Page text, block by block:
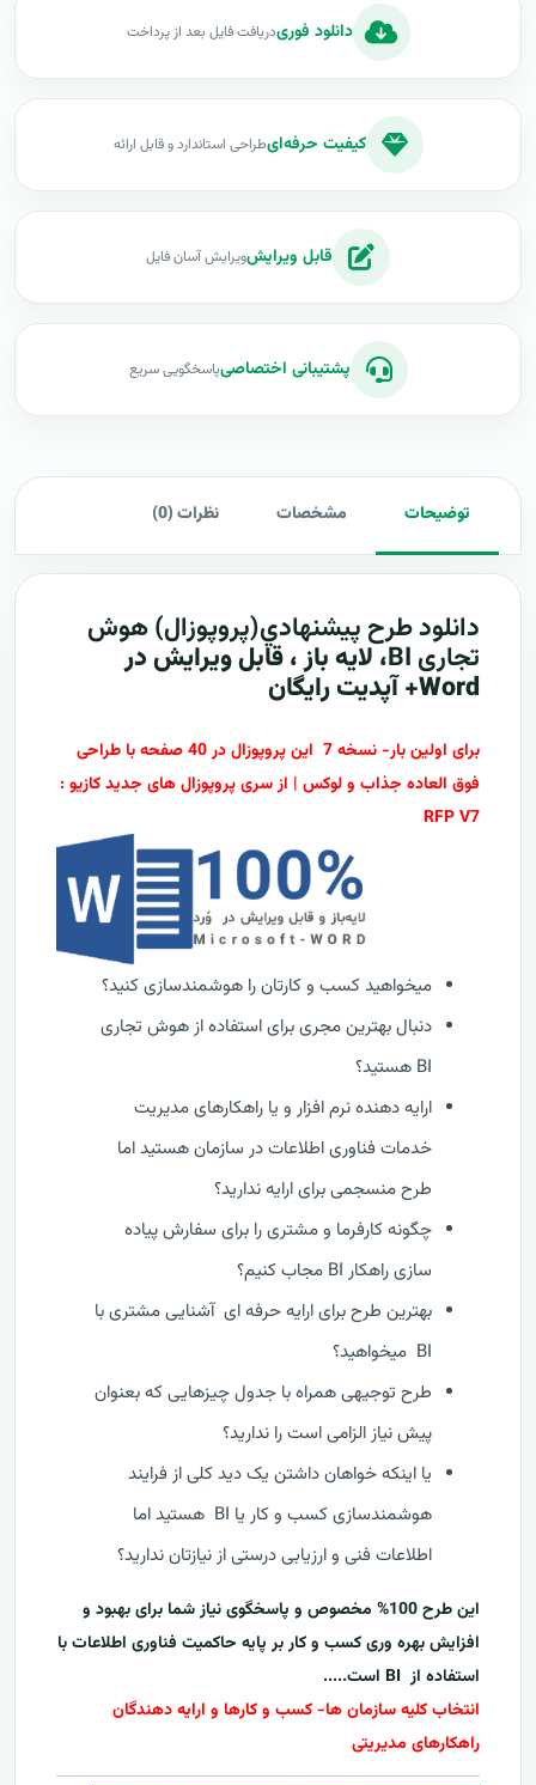
دانلود فوریدریافت فایل بعد از پرداخت
کیفیت حرفه‌ایطراحی استاندارد و قابل ارائه
قابل ویرایشویرایش آسان فایل
پشتیبانی اختصاصیپاسخگویی سریع
توضیحات مشخصات نظرات (0)
دانلود طرح پيشنهادي(پروپوزال) هوش
تجاری BI، لایه باز ، قابل ویرایش در
Word+ آپدیت رایگان
برای اولین بار- نسخه 7 این پروپوزال در 40 صفحه با طراحی
فوق العاده جذاب و لوکس | از سری پروپوزال های جدید کازیو :
RFP V7
میخواهید کسب و کارتان را هوشمندسازی کنید؟
دنبال بهترین مجری برای استفاده از هوش تجاری
BI هستید؟
ارایه دهنده نرم افزار و یا راهکارهای مدیریت
خدمات فناوری اطلاعات در سازمان هستید اما
طرح منسجمی برای ارایه ندارید؟
چگونه کارفرما و مشتری را برای سفارش پیاده
سازی راهکار BI مجاب کنیم؟
بهترین طرح برای ارایه حرفه ای آشنایی مشتری با
BI میخواهید؟
طرح توجیهی همراه با جدول چیزهایی که بعنوان
پیش نیاز الزامی است را ندارید؟
یا اینکه خواهان داشتن یک دید کلی از فرایند
هوشمندسازی کسب و کار یا BI هستید اما
اطلاعات فنی و ارزیابی درستی از نیازتان ندارید؟
این طرح 100% مخصوص و پاسخگوی نیاز شما برای بهبود و
افزایش بهره وری کسب و کار بر پایه حاکمیت فناوری اطلاعات با
استفاده از
است.....
انتخاب کلیه سازمان ها- کسب و کارها و ارایه دهندگان
راهکارهای مدیریتی